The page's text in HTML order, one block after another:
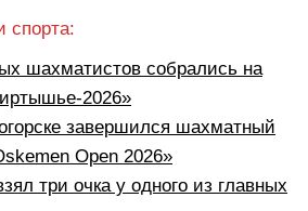
спорта:
шахматистов собрались на
2026»
завершился шахматный
Open 2026»
три очка у одного из главных